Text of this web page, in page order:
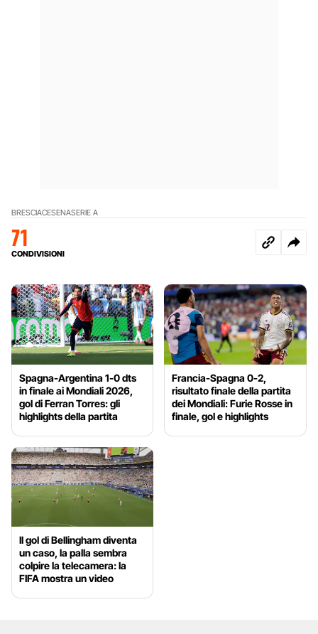
BRESCIACESENASERIE A
71
CONDIVISIONI
Spagna-Argentina 1-0 dts
in finale ai Mondiali 2026,
gol di Ferran Torres: gli
highlights della partita
Francia-Spagna 0-2,
risultato finale della partita
dei Mondiali: Furie Rosse in
finale, gol e highlights
Il gol di Bellingham diventa
un caso, la palla sembra
colpire la telecamera: la
FIFA mostra un video